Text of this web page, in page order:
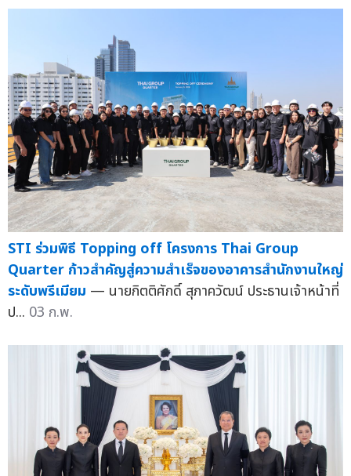
STI ร่วมพิธี Topping off โครงการ Thai Group
Quarter ก้าวสำคัญสู่ความสำเร็จของอาคารสำนักงานใหญ่
ระดับพรีเมียม — นายกิตติศักดิ์ สุภาควัฒน์ ประธานเจ้าหน้าที่
ป... 03 ก.พ.